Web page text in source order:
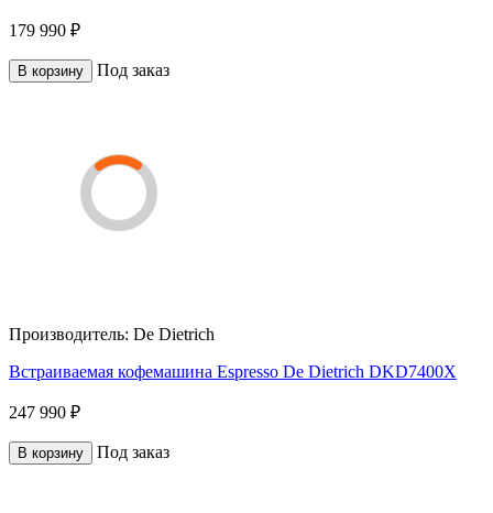
179 990 ₽
В корзину Под заказ
Производитель: De Dietrich
Встраиваемая кофемашина Espresso De Dietrich DKD7400X
247 990 ₽
В корзину Под заказ